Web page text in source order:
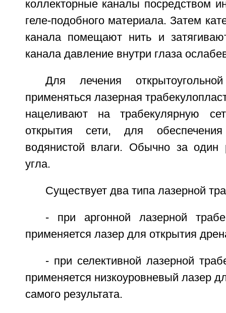
коллекторные каналы посредством
геле-подобного материала. Затем
канала помещают нить и
канала давление внутри глаза
Для лечения
применяться лазерная
нацеливают на трабекулярную
открытия сети, для
водянистой влаги. Обычно за один
угла.
Существует два типа лазерной
- при аргонной лазерной
применяется лазер для открытия
- при селективной лазерной
применяется низкоуровневый лазер
самого результата.